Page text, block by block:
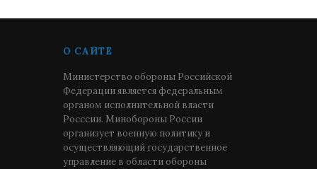
О САЙТЕ
Министерство обороны Российской
Федерации является федеральным
органом исполнительной власти
Росссии. Минобороны России
организует военную политику и
осуществляющий государственное
управление в области обороны